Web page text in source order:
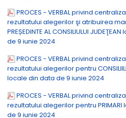
PROCES - VERBAL privind
rezultatului alegerilor şi atribuirea
PREȘEDINTE AL CONSILIULUI
de 9 iunie 2024
PROCES - VERBAL privind
rezultatului alegerilor pentru
locale din data de 9 iunie 2024
PROCES - VERBAL privind
rezultatului alegerilor pentru
de 9 iunie 2024